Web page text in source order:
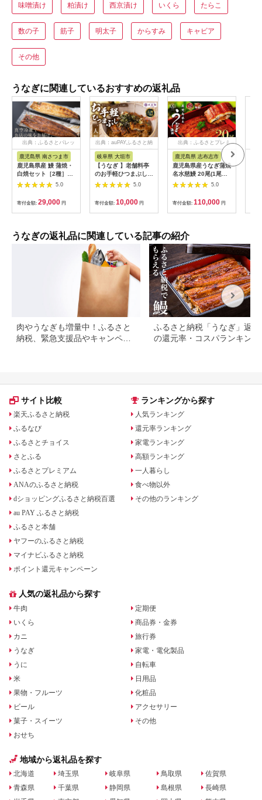
味噌漬け 粕漬け 西京漬け いくら たらこ
数の子 筋子 明太子 からすみ キャビア
その他
うなぎに関連しているおすすめの返礼品
出典：ふるさとパレッ
ト
鹿児島県 南さつま市
鹿児島県産 鰻 蒲焼・
白焼セット［2種］う
なぎ専門店「万のせ」
加工品 詰め合わせ 詰
合わ ギフト 贈答 贈り
物 手土産 御祝 お祝い
鹿児島うなぎ 鰻 ウナ
の日 蒲焼き 白焼き う
な重 たれ だし 山椒
5.0
寄付金額: 29,000 円
出典：auPAYふるさと納
税
岐阜県 大垣市
【うなぎ 】老舗料亭
のお手軽ひつまぶし
国産 鰻 ごはん たれ
出汁つき 冷蔵便 1人
分 国産鰻 国産うなぎ
うな重 ひつまぶし 冷
蔵 ギフト プレゼント
るだけ 10000円 1万
円 料理店 玉子屋別館
玉辰楼 岐阜県 大垣市
5.0
寄付金額: 10,000 円
出典：ふるさとプレミ
アム
鹿児島県 志布志市
鹿児島県産うなぎ蒲焼
名水慈鰻 20尾(1尾約
160g)＜計約3.2kg＞
5.0
寄付金額: 110,000 円
うなぎの返礼品に関連している記事の紹介
肉やうなぎも増量中！ふるさと
納税、緊急支援品やキャンペー
ふるさと納税「うなぎ」返礼
の還元率・コスパランキング
サイト比較
楽天ふるさと納税
ふるなび
ふるさとチョイス
さとふる
ふるさとプレミアム
ANAのふるさと納税
dショッピングふるさと納税百選
au PAY ふるさと納税
ふるさと本舗
ヤフーのふるさと納税
マイナビふるさと納税
ポイント還元キャンペーン
ランキングから探す
人気ランキング
還元率ランキング
家電ランキング
高額ランキング
一人暮らし
食べ物以外
その他のランキング
人気の返礼品から探す
牛肉
いくら
カニ
うなぎ
うに
米
果物・フルーツ
ビール
菓子・スイーツ
おせち
定期便
商品券・金券
旅行券
家電・電化製品
自転車
日用品
化粧品
アクセサリー
その他
地域から返礼品を探す
北海道
青森県
埼玉県
千葉県
岐阜県
静岡県
鳥取県
島根県
佐賀県
長崎県